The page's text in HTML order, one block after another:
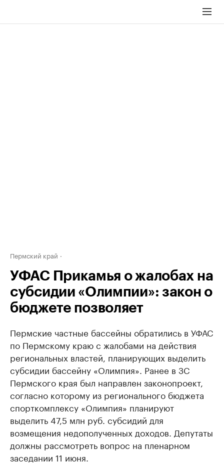
Пермский край
УФАС Прикамья о жалобах на
субсидии «Олимпии»: закон о
бюджете позволяет
Пермские частные бассейны обратились в УФАС
по Пермскому краю с жалобами на действия
региональных властей, планирующих выделить
субсидии бассейну «Олимпия». Ранее в ЗС
Пермского края был направлен законопроект,
согласно которому из регионального бюджета
спорткомплексу «Олимпия» планируют
выделить 47,5 млн руб. субсидий для
возмещения недополученных доходов. Депутаты
должны рассмотреть вопрос на пленарном
заседании 11 июня.